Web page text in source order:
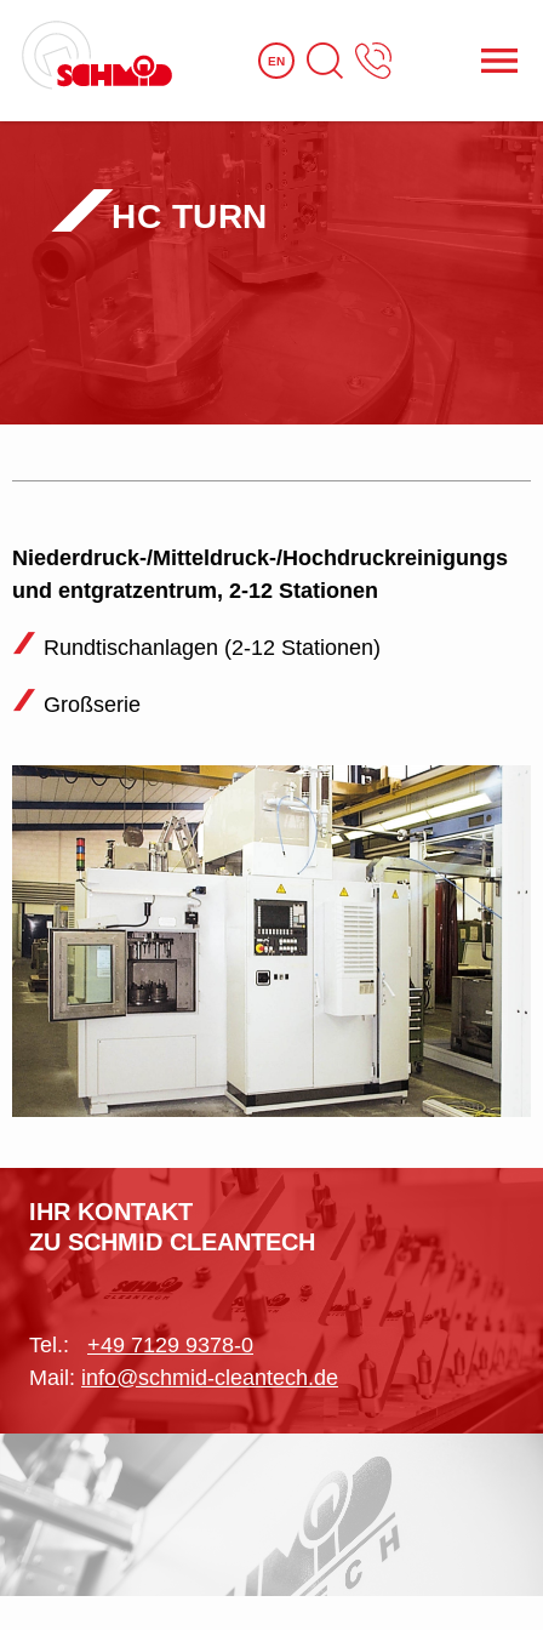
EN
HC TURN
Niederdruck-/Mitteldruck-/Hochdruckreinigungs
und entgratzentrum, 2-12 Stationen
Rundtischanlagen (2-12 Stationen)
Großserie
IHR KONTAKT
ZU SCHMID CLEANTECH
Tel.: +49 7129 9378-0
Mail: info@schmid-cleantech.de